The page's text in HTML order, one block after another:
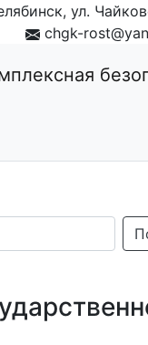
ул.
chgk-